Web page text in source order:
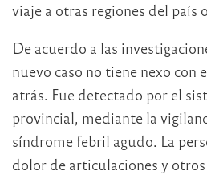
viaje a otras regiones del país
De acuerdo a las
nuevo caso no tiene nexo con
atrás. Fue detectado por el
provincial, mediante la
síndrome febril agudo. La
dolor de articulaciones y